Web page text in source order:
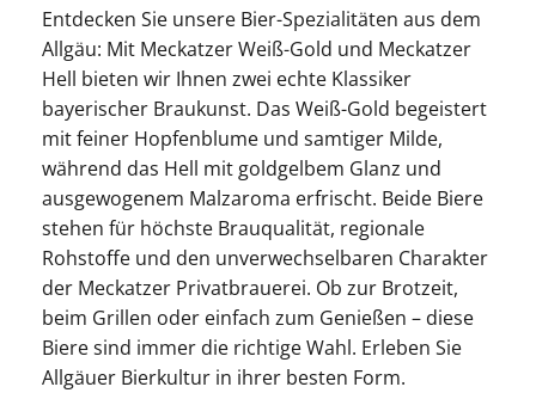
Entdecken Sie unsere Bier-Spezialitäten aus dem
Allgäu: Mit Meckatzer Weiß-Gold und Meckatzer
Hell bieten wir Ihnen zwei echte Klassiker
bayerischer Braukunst. Das Weiß-Gold begeistert
mit feiner Hopfenblume und samtiger Milde,
während das Hell mit goldgelbem Glanz und
ausgewogenem Malzaroma erfrischt. Beide Biere
stehen für höchste Brauqualität, regionale
Rohstoffe und den unverwechselbaren Charakter
der Meckatzer Privatbrauerei. Ob zur Brotzeit,
beim Grillen oder einfach zum Genießen – diese
Biere sind immer die richtige Wahl. Erleben Sie
Allgäuer Bierkultur in ihrer besten Form.